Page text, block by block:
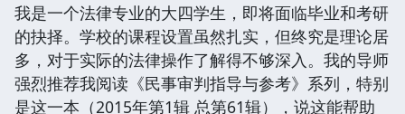
我是一个法律专业的大四学生，即将面临毕业和考研
的抉择。学校的课程设置虽然扎实，但终究是理论居
多，对于实际的法律操作了解得不够深入。我的导师
强烈推荐我阅读《民事审判指导与参考》系列，特别
是这一本（2015年第1辑 总第61辑），说这能帮助